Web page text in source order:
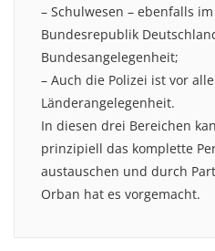
– Schulwesen – ebenfalls
Bundesrepublik
Bundesangelegenheit;
– Auch die Polizei ist vor
Länderangelegenheit.
In diesen drei Bereichen
prinzipiell das komplette
austauschen und durch
Orban hat es vorgemacht.